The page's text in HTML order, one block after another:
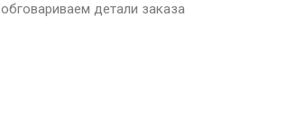
обговариваем детали заказа